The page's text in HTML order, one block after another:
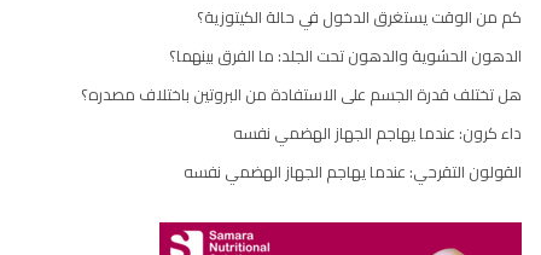
كم من الوقت يستغرق الدخول في حالة الكيتوزية؟
الدهون الحشوية والدهون تحت الجلد: ما الفرق بينهما؟
هل تختلف قدرة الجسم على الاستفادة من البروتين باختلاف مصدره؟
داء كرون: عندما يهاجم الجهاز الهضمي نفسه
القولون التقرحي: عندما يهاجم الجهاز الهضمي نفسه